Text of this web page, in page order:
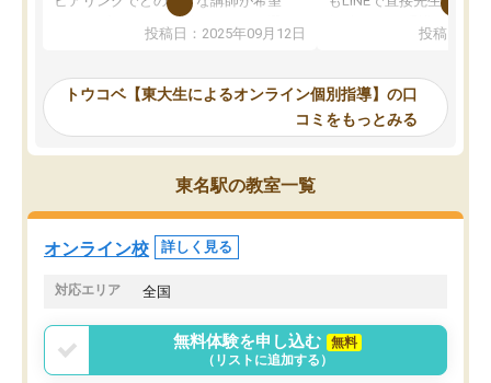
か、オプションは付帯するかなど選ぶ
事が出来ました。
ーティングを行い、その講師で良いか
見てから講師を決定する事ができま
す。
うちの子は、初回面談の講師の方で決
オンラインツールを使用した単語帳の
共有があり宿題もそちらで出される形
でした。
言う事で講師変更の申し出があり、あ
まりに短期での変更だった為、塾に通
う事にして退会しました。遅れも取り
投稿日：2025年09月12日
めれるので、個人に合
いなのがあり(有料)、受
ことをどんなスケジュー
くか相談したのですが、
ち期待したものではなく
くなってきたようなので
投稿日：
トウコベ【東大生によるオンライン個別指導】の口
コミをもっとみる
東名駅の教室一覧
オンライン校 詳しく見る
対応エリア 全国
無料体験を申し込む
無料
（リストに追加する）